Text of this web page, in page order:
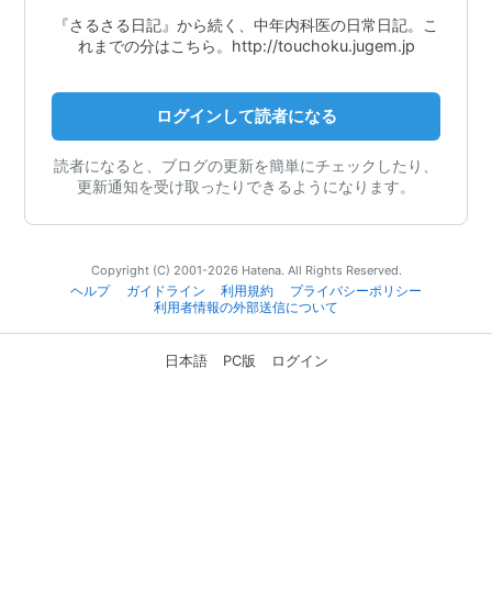
『さるさる日記』から続く、中年内科医の日常日記。こ
れまでの分はこちら。http://touchoku.jugem.jp
ログインして読者になる
読者になると、ブログの更新を簡単にチェックしたり、
更新通知を受け取ったりできるようになります。
Copyright (C) 2001-2026 Hatena. All Rights Reserved.
ヘルプ
ガイドライン 利用規約
プライバシーポリシー
利用者情報の外部送信について
日本語 PC版 ログイン